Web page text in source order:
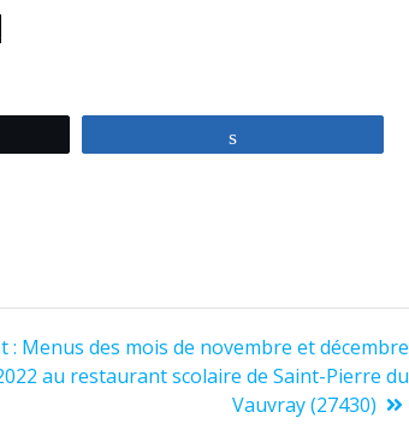
: Article
suivant
Menus des mois de novembre et décembre
au restaurant scolaire de Saint-Pierre du
Vauvray (27430)